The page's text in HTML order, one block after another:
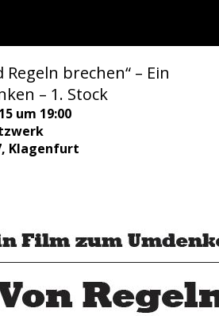
Regeln brechen“ – Ein
– 1. Stock
um 19:00
Klagenfurt